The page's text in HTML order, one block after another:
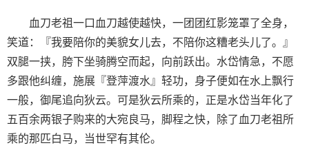
血刀老祖一口血刀越使越快，一团团红影笼罩了全身，
笑道：『我要陪你的美貌女儿去，不陪你这糟老头儿了。』
双腿一挟，胯下坐骑腾空而起，向前跃出。水岱情急，不愿
多跟他纠缠，施展『登萍渡水』轻功，身子便如在水上飘行
一般，御尾追向狄云。可是狄云所乘的，正是水岱当年化了
五百余两银子购来的大宛良马，脚程之快，除了血刀老祖所
乘的那匹白马，当世罕有其伦。